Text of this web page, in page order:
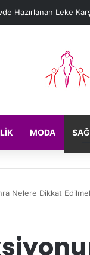
Hazırlanan Leke
MODA
Nelere Dikkat